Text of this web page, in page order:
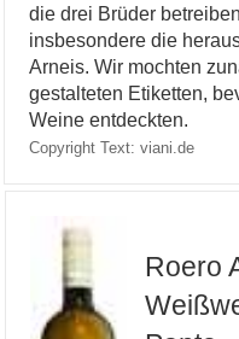
die drei Brüder
insbesondere die
Arneis. Wir mochten
gestalteten Etiketten,
Weine entdeckten.
Copyright Text: viani.de
Roero